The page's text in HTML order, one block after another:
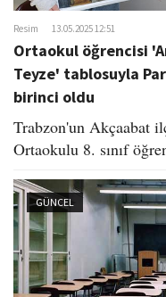
Resim 13.05.2025 12:51
Ortaokul öğrencisi
Teyze' tablosuyla
birinci oldu
Trabzon'un Akçaabat
Ortaokulu 8. sınıf
GÜNCEL